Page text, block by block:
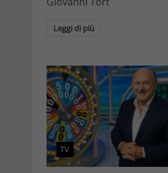
Leggi di più
TV